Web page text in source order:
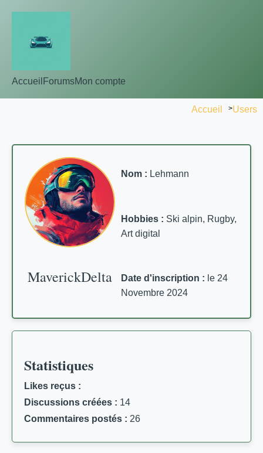
Accueil ForumsMon compte
Accueil >Users
MaverickDelta
Nom : Lehmann
Hobbies : Ski alpin, Rugby,
Art digital
Date d'inscription : le 24
Novembre 2024
Statistiques
Likes reçus :
Discussions créées : 14
Commentaires postés : 26